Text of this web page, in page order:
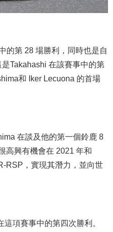
的第 28 場勝利，同時也是自
Takahashi 在該賽事中的第
和 Iker Lecuona 的首場
在談及他的第一個鈴鹿 8
高興有機會在 2021 年和
RSP，實現其潛力，並向世
項賽事中的第四次勝利。